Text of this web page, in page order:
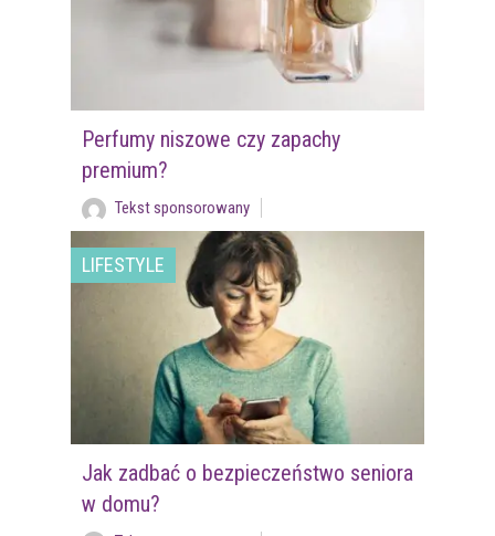
Perfumy niszowe czy zapachy
premium?
Tekst sponsorowany
LIFESTYLE
Jak zadbać o bezpieczeństwo seniora
w domu?